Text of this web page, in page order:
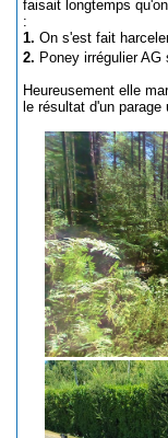
faisait longtemps
:
1. On s'est fait
2. Poney irrégulier
Heureusement elle
le résultat d'un parage